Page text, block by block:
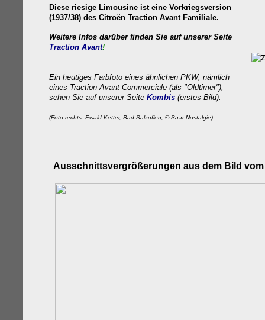
Diese riesige Limousine ist eine Vorkriegsversion
(1937/38) des Citroën Traction Avant Familiale.
Weitere Infos darüber finden Sie auf unserer Seite
Traction Avant!
Ein heutiges Farbfoto eines ähnlichen PKW, nämlich
eines Traction Avant Commerciale (als "Oldtimer"),
sehen Sie auf unserer Seite Kombis (erstes Bild).
(Foto rechts: Ewald Ketter, Bad Salzuflen, © Saar-Nostalgie)
Ausschnittsvergrößerungen aus dem Bild